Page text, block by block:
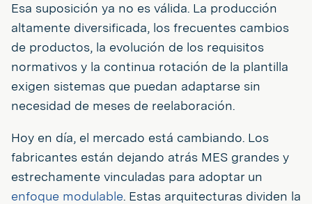
Esa suposición ya no es válida. La producción
altamente diversificada, los frecuentes cambios
de productos, la evolución de los requisitos
normativos y la continua rotación de la plantilla
exigen sistemas que puedan adaptarse sin
necesidad de meses de reelaboración.
Hoy en día, el mercado está cambiando. Los
fabricantes están dejando atrás MES grandes y
estrechamente vinculadas para adoptar un
enfoque modulable. Estas arquitecturas dividen la